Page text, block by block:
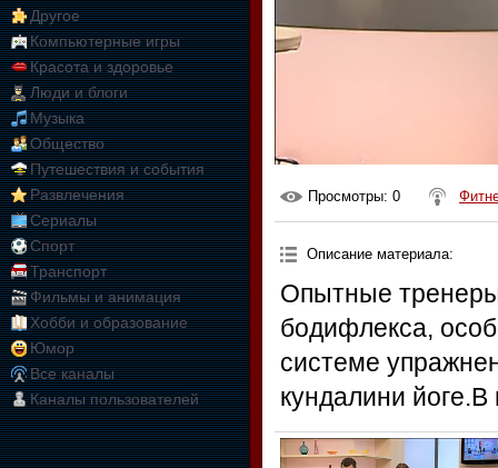
Другое
Компьютерные игры
Красота и здоровье
Люди и блоги
Музыка
Общество
Путешествия и события
Развлечения
Сериалы
Спорт
Транспорт
Фильмы и анимация
Хобби и образование
Юмор
Все каналы
Каналы пользователей
Просмотры: 0
Описание материала:
Опытные
бодифлекса,
системе
кундалини йоге.В